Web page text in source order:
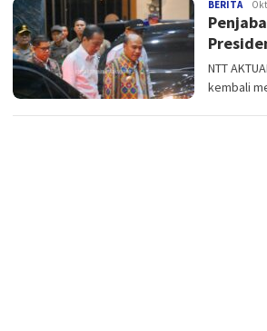
BERITANTT
NTT
kembali